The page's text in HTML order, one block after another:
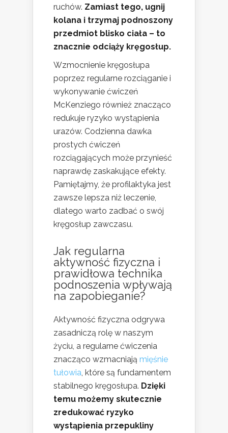
ruchów. Zamiast tego, ugnij
kolana i trzymaj podnoszony
przedmiot blisko ciała – to
znacznie odciąży kręgosłup.
Wzmocnienie kręgosłupa
poprzez regularne rozciąganie i
wykonywanie ćwiczeń
McKenziego również znacząco
redukuje ryzyko wystąpienia
urazów. Codzienna dawka
prostych ćwiczeń
rozciągających może przynieść
naprawdę zaskakujące efekty.
Pamiętajmy, że profilaktyka jest
zawsze lepsza niż leczenie,
dlatego warto zadbać o swój
kręgosłup zawczasu.
Jak regularna
aktywność fizyczna i
prawidłowa technika
podnoszenia wpływają
na zapobieganie?
Aktywność fizyczna odgrywa
zasadniczą rolę w naszym
życiu, a regularne ćwiczenia
znacząco wzmacniają mięśnie
tułowia , które są fundamentem
stabilnego kręgosłupa. Dzięki
temu możemy skutecznie
zredukować ryzyko
wystąpienia przepukliny